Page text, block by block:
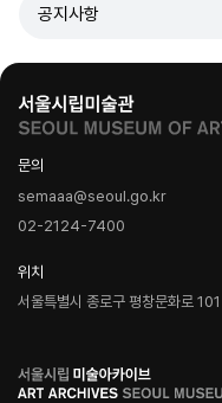
공지사항
문의
semaaa@seoul.go.kr
02-2124-7400
위치
서울특별시 종로구 평창문화로 101
로
고